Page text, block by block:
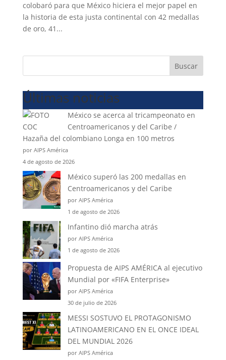
colobaró para que México hiciera el mejor papel en
la historia de esta justa continental con 42 medallas
de oro, 41...
Buscar
Últimas noticias
México se acerca al tricampeonato en
Centroamericanos y del Caribe /
Hazaña del colombiano Longa en 100 metros
por AIPS América
4 de agosto de 2026
México superó las 200 medallas en
Centroamericanos y del Caribe
por AIPS América
1 de agosto de 2026
Infantino dió marcha atrás
por AIPS América
1 de agosto de 2026
Propuesta de AIPS AMÉRICA al ejecutivo
Mundial por «FIFA Enterprise»
por AIPS América
30 de julio de 2026
MESSI SOSTUVO EL PROTAGONISMO
LATINOAMERICANO EN EL ONCE IDEAL
DEL MUNDIAL 2026
por AIPS América